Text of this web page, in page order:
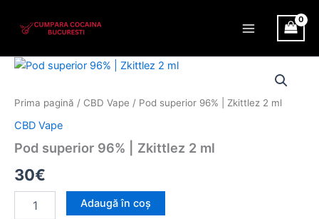
Menu
Prima pagină / CBD Vape / Pod superior 96% | Zkittlez 2 ml
CBD Vape
Pod superior 96% | Zkittlez 2 ml
30€
Cantitate
96%
|
2
Adaugă în coș